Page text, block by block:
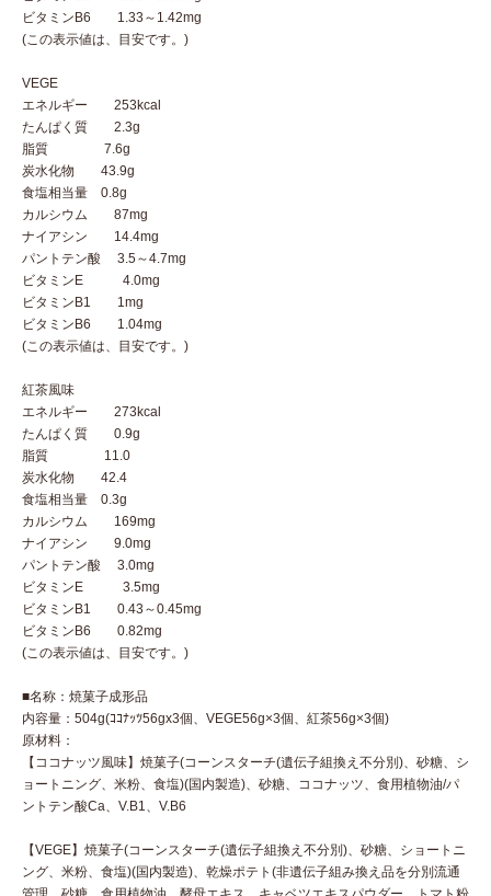
ビタミンB6 1.33～1.42mg
(この表示値は、目安です。)
VEGE
エネルギー 253kcal
たんぱく質 2.3g
脂質 7.6g
炭水化物 43.9g
食塩相当量 0.8g
カルシウム 87mg
ナイアシン 14.4mg
パントテン酸 3.5～4.7mg
ビタミンE 4.0mg
ビタミンB1 1mg
ビタミンB6 1.04mg
(この表示値は、目安です。)
紅茶風味
エネルギー 273kcal
たんぱく質 0.9g
脂質 11.0
炭水化物 42.4
食塩相当量 0.3g
カルシウム 169mg
ナイアシン 9.0mg
パントテン酸 3.0mg
ビタミンE 3.5mg
ビタミンB1 0.43～0.45mg
ビタミンB6 0.82mg
(この表示値は、目安です。)
■名称：焼菓子成形品
内容量：504g(ｺｺﾅｯﾂ56gx3個、VEGE56g×3個、紅茶56g×3個)
原材料：
【ココナッツ風味】焼菓子(コーンスターチ(遺伝子組換え不分別)、砂糖、シ
ョートニング、米粉、食塩)(国内製造)、砂糖、ココナッツ、食用植物油/パ
ントテン酸Ca、V.B1、V.B6
【VEGE】焼菓子(コーンスターチ(遺伝子組換え不分別)、砂糖、ショートニ
ング、米粉、食塩)(国内製造)、乾燥ポテト(非遺伝子組み換え品を分別流通